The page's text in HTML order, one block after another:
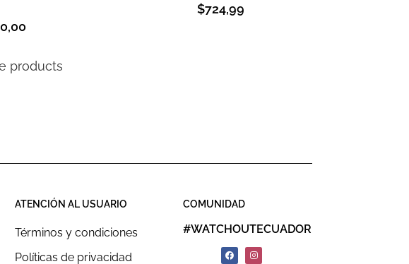
$724,99
products
ATENCIÓN AL USUARIO
Términos y condiciones
Políticas de privacidad
COMUNIDAD
#WATCHOUTECUADOR